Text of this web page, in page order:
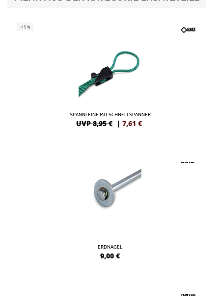
-15%
SPANNLEINE MIT SCHNELLSPANNER
UVP 8,95 € | 7,61 €
ERDNAGEL
9,00 €